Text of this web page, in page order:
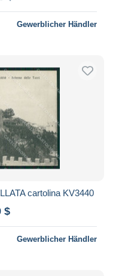
Gewerblicher Händler
cartolina KV3440
$
Gewerblicher Händler